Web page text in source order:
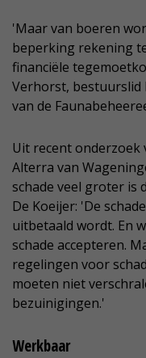
'Maar van boeren
beperking rekening
financiële
Verhorst, bestuurslid
van de
Uit recent
Alterra van
schade veel groter is
De Koeijer: 'De
uitbetaald wordt. En
schade accepteren.
regelingen voor
moeten niet
bezuinigingen.'
Werkbaar